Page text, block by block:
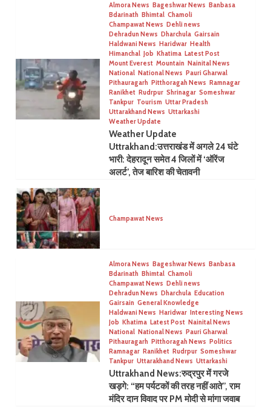
Almora News Bageshwar News Banbasa
Bdarinath Bhimtal Chamoli
Champawat News Dehli news
Dehradun News Dharchula Gairsain
Haldwani News Haridwar Health
Himanchal Job Khatima Latest Post
Mount Everest Mountain Nainital News
National National News Pauri Gharwal
Pithauragarh Pitthoragah News Ramnagar
Ranikhet Rudrpur Shrinagar Someshwar
Tankpur Tourism Uttar Pradesh
Uttarakhand News Uttarkashi
Weather Update
Weather Update
Uttrakhand:उत्तराखंड में अगले 24 घंटे
भारी: देहरादून समेत 4 जिलों में ‘ऑरेंज
अलर्ट’, तेज बारिश की चेतावनी
Champawat News
Almora News Bageshwar News Banbasa
Bdarinath Bhimtal Chamoli
Champawat News Dehli news
Dehradun News Dharchula Education
Gairsain General Knowledge
Haldwani News Haridwar Interesting News
Job Khatima Latest Post Nainital News
National National News Pauri Gharwal
Pithauragarh Pitthoragah News Politics
Ramnagar Ranikhet Rudrpur Someshwar
Tankpur Uttarakhand News Uttarkashi
Uttrakhand News:रुद्रपुर में गरजे
खड़गे: “हम पर्यटकों की तरह नहीं आते”, राम
मंदिर दान विवाद पर PM मोदी से मांगा जवाब